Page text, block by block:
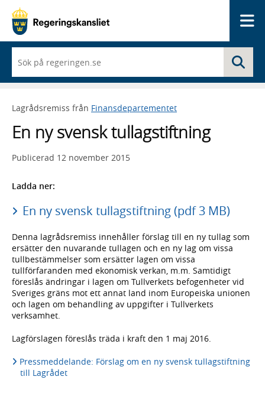
du
börjar
skriva
framträder
lista
med
sökförslag
Lagrådsremiss från Finansdepartementet
En ny svensk tullagstiftning
Publicerad 12 november 2015
Ladda ner:
En ny svensk tullagstiftning (pdf 3 MB)
Denna lagrådsremiss innehåller förslag till en ny tullag som
ersätter den nuvarande tullagen och en ny lag om vissa
tullbestämmelser som ersätter lagen om vissa
tullförfaranden med ekonomisk verkan, m.m. Samtidigt
föreslås ändringar i lagen om Tullverkets befogenheter vid
Sveriges gräns mot ett annat land inom Europeiska unionen
och lagen om behandling av uppgifter i Tullverkets
verksamhet.
Lagförslagen föreslås träda i kraft den 1 maj 2016.
Pressmeddelande: Förslag om en ny svensk tullagstiftning
till Lagrådet